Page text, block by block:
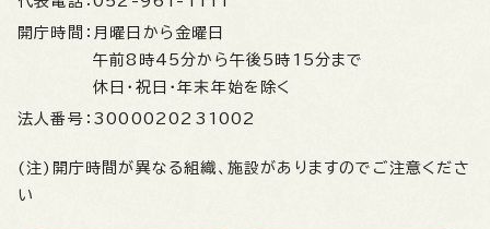
開庁時間： 月曜日から金曜日
午前8時45分から午後5時15分まで
休日・祝日・年末年始を除く
法人番号： 3000020231002
(注)開庁時間が異なる組織、施設がありますのでご注意くださ
い